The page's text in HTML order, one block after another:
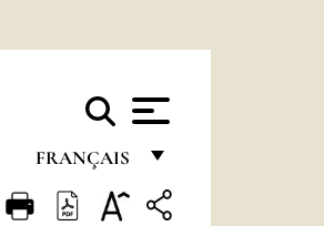
FRANÇAIS
FRANÇAIS